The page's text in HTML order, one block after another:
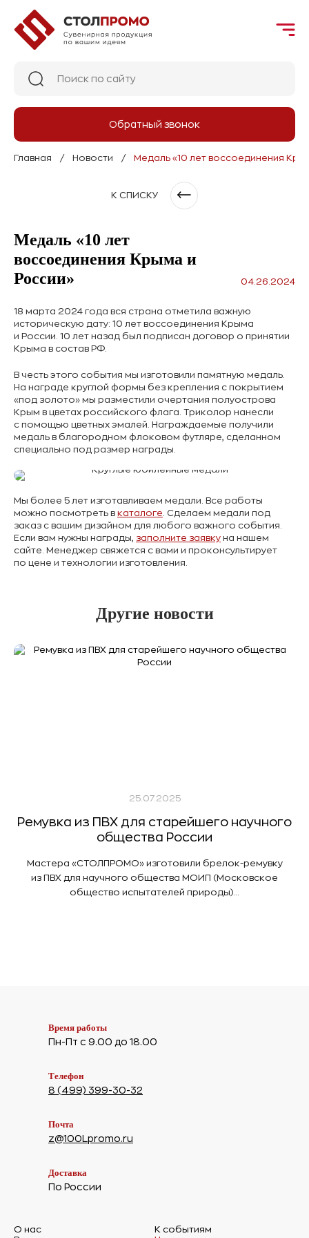
Обратный звонок
Главная Новости Медаль «10 лет воссоединения
К СПИСКУ
Медаль «10 лет
воссоединения Крыма и
России»
04.26.2024
18 марта 2024 года вся страна отметила важную
историческую дату: 10 лет воссоединения Крыма
и России. 10 лет назад был подписан договор о принятии
Крыма в состав РФ.
В честь этого события мы изготовили памятную медаль.
На награде круглой формы без крепления с покрытием
«под золото» мы разместили очертания полуострова
Крым в цветах российского флага. Триколор нанесли
с помощью цветных эмалей. Награждаемые получили
медаль в благородном флоковом футляре, сделанном
специально под размер награды.
Мы более 5 лет изготавливаем медали. Все работы
можно посмотреть в каталоге . Сделаем медали под
заказ с вашим дизайном для любого важного события.
Если вам нужны награды, заполните заявку на нашем
сайте. Менеджер свяжется с вами и проконсультирует
по цене и технологии изготовления.
Другие новости
25.07.2025
Ремувка из ПВХ для старейшего научного
общества России
Мастера «СТОЛПРОМО» изготовили брелок-ремувку
из ПВХ для научного общества МОИП (Московское
общество испытателей природы)...
Время работы
Пн-Пт с 9.00 до 18.00
Телефон
8 (499) 399-30-32
Почта
z@100Lpromo.ru
Доставка
По России
О нас
К событиям